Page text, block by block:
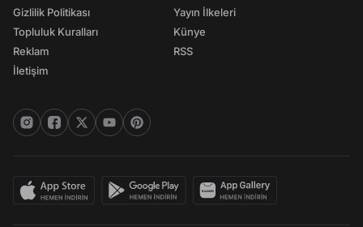
Gizlilik Politikası
Topluluk Kuralları
Reklam
İletişim
Yayın İlkeleri
Künye
RSS